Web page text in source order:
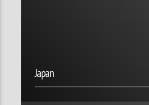
Japan